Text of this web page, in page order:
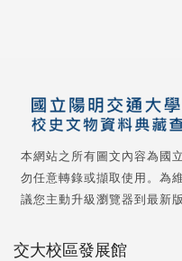
本網站之所有圖文內容為國
勿任意轉錄或擷取使用。為
議您主動升級瀏覽器到最新版
交大校區發展館